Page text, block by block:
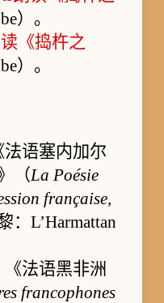
）。
《捣杵之
）。
语塞内加尔
（La Poésie
française,
：L’Harmattan
法语黑非洲
francophones